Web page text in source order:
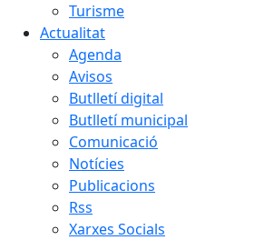
Turisme
Actualitat
Agenda
Avisos
Butlletí digital
Butlletí municipal
Comunicació
Notícies
Publicacions
Rss
Xarxes Socials